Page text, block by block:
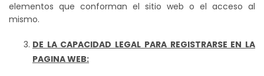
elementos que conforman el sitio web o el acceso al
mismo.
DE LA CAPACIDAD LEGAL PARA REGISTRARSE EN LA
PAGINA WEB: